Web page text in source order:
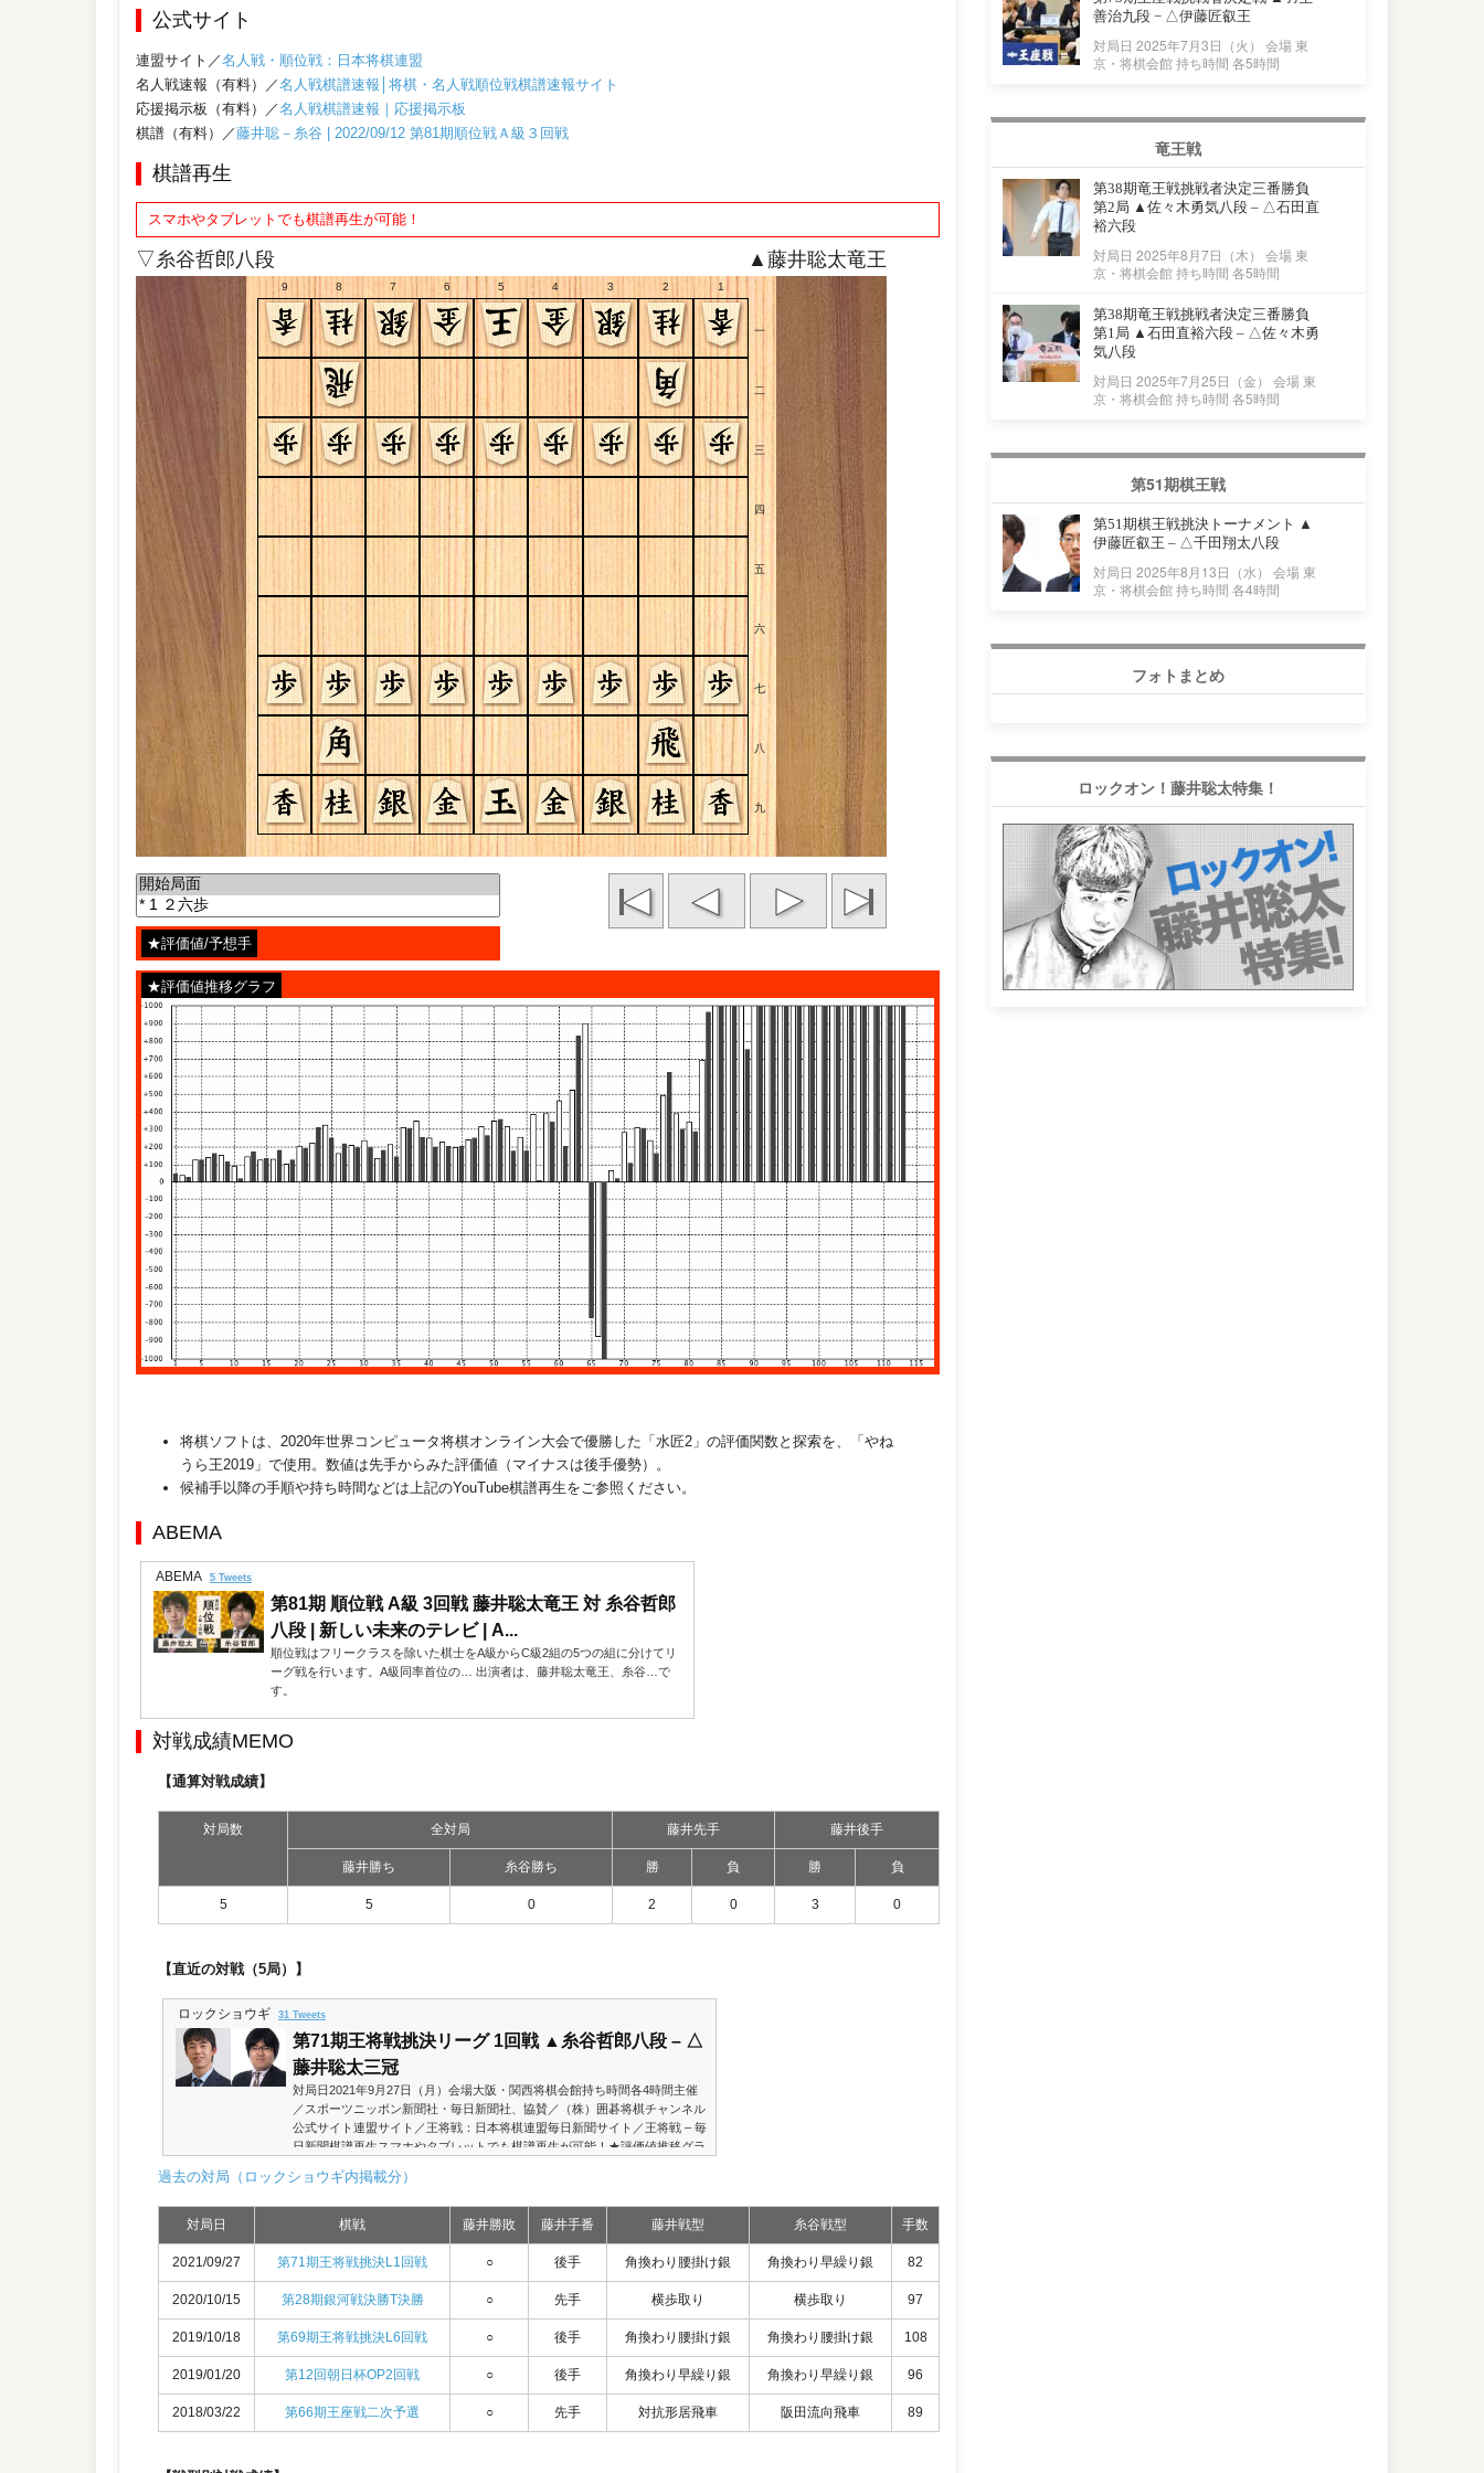
公式サイト
連盟サイト／名人戦・順位戦：日本将棋連盟
名人戦速報（有料）／名人戦棋譜速報│将棋・名人戦順位戦棋譜速報サイト
応援掲示板（有料）／名人戦棋譜速報｜応援掲示板
棋譜（有料）／藤井聡－糸谷 | 2022/09/12 第81期順位戦Ａ級３回戦
棋譜再生
スマホやタブレットでも棋譜再生が可能！
▽糸谷哲郎八段 ▲藤井聡太竜王
9 8 7 6 5 4 3 2 1
一
二
三
四
五
六
七
八
九
★評価値/予想手
★評価値推移グラフ
将棋ソフトは、2020年世界コンピュータ将棋オンライン大会で優勝した「水匠2」の評価関数と探索を、「やね
うら王2019」で使用。数値は先手からみた評価値（マイナスは後手優勢）。
候補手以降の手順や持ち時間などは上記のYouTube棋譜再生をご参照ください。
ABEMA
ABEMA 5 Tweets
第81期 順位戦 A級 3回戦 藤井聡太竜王 対 糸谷哲郎
八段 | 新しい未来のテレビ | A...
順位戦はフリークラスを除いた棋士をA級からC級2組の5つの組に分けてリ
ーグ戦を行います。A級同率首位の… 出演者は、藤井聡太竜王、糸谷…で
す。
対戦成績MEMO
【通算対戦成績】
対局数 全対局 藤井先手 藤井後手
藤井勝ち 糸谷勝ち 勝 負 勝 負
5 5 0 2 0 3 0
【直近の対戦（5局）】
ロックショウギ 31 Tweets
第71期王将戦挑決リーグ 1回戦 ▲糸谷哲郎八段 – △
藤井聡太三冠
対局日2021年9月27日（月）会場大阪・関西将棋会館持ち時間各4時間主催
／スポーツニッポン新聞社・毎日新聞社、協賛／（株）囲碁将棋チャンネル
公式サイト連盟サイト／王将戦：日本将棋連盟毎日新聞サイト／王将戦 – 毎
日新聞棋譜再生スマホやタブレットでも棋譜再生が可能！★評価値推移グラ
「水匠2」の評価関数と探索を、「やねうら王2019」で使用。数値は先手か
上記のYouTube棋譜再...
過去の対局（ロックショウギ内掲載分）
対局日 棋戦 藤井勝敗 藤井手番 藤井戦型 糸谷戦型 手数
2021/09/27 第71期王将戦挑決L1回戦 ○ 後手 角換わり腰掛け銀 角換わり早繰り銀 82
2020/10/15 第28期銀河戦決勝T決勝 ○ 先手 横歩取り 横歩取り 97
2019/10/18 第69期王将戦挑決L6回戦 ○ 後手 角換わり腰掛け銀 角換わり腰掛け銀 108
2019/01/20 第12回朝日杯OP2回戦 ○ 後手 角換わり早繰り銀 角換わり早繰り銀 96
2018/03/22 第66期王座戦二次予選 ○ 先手 対抗形居飛車 阪田流向飛車 89
善治九段 − △伊藤匠叡王
対局日 2025年7月3日（火） 会場 東
京・将棋会館 持ち時間 各5時間
竜王戦
第38期竜王戦挑戦者決定三番勝負
第2局 ▲佐々木勇気八段 – △石田直
裕六段
対局日 2025年8月7日（木） 会場 東
京・将棋会館 持ち時間 各5時間
第38期竜王戦挑戦者決定三番勝負
第1局 ▲石田直裕六段 – △佐々木勇
気八段
対局日 2025年7月25日（金） 会場 東
京・将棋会館 持ち時間 各5時間
第51期棋王戦
第51期棋王戦挑決トーナメント ▲
伊藤匠叡王 – △千田翔太八段
対局日 2025年8月13日（水） 会場 東
京・将棋会館 持ち時間 各4時間
フォトまとめ
ロックオン！藤井聡太特集！